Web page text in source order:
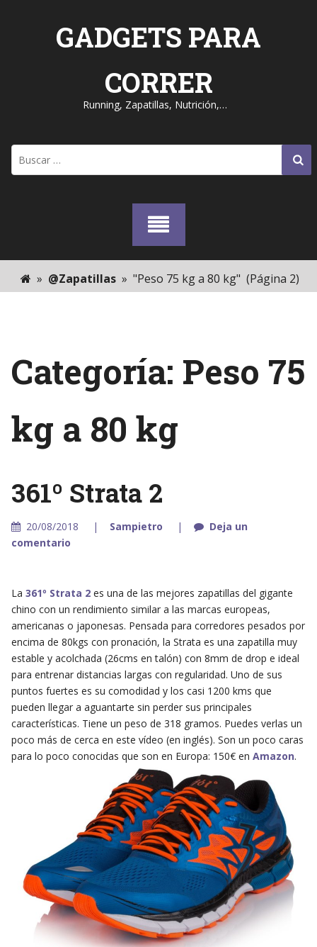
GADGETS PARA
CORRER
Running, Zapatillas, Nutrición,…
» @Zapatillas » "Peso 75 kg a 80 kg" (Página 2)
Categoría: Peso 75
kg a 80 kg
361º Strata 2
20/08/2018 Sampietro
Deja un
comentario
La 361º Strata 2es una de las mejores zapatillas del gigante
chino con un rendimiento similar a las marcas europeas,
americanas o japonesas. Pensada para corredores pesados por
encima de 80kgs con pronación, la Strata es una zapatilla muy
estable y acolchada (26cms en talón) con 8mm de drop e ideal
para entrenar distancias largas con regularidad. Uno de sus
puntos fuertes es su comodidad y los casi 1200 kms que
pueden llegar a aguantarte sin perder sus principales
características. Tiene un peso de 318 gramos. Puedes verlas un
poco más de cerca en este vídeo (en inglés). Son un poco caras
para lo poco conocidas que son en Europa: 150€ en Amazon.